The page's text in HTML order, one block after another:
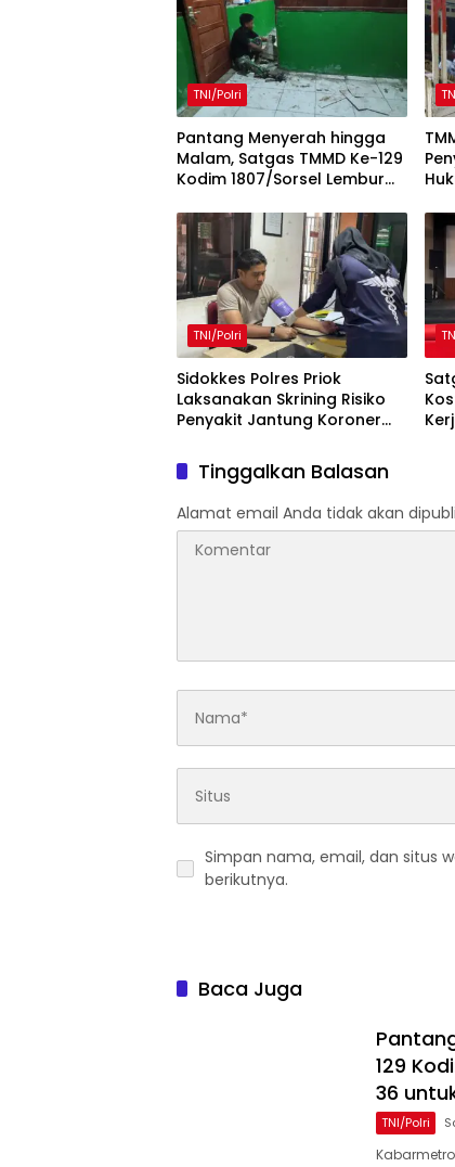
TNI/Polri
Pantang Menyerah hingga
Malam, Satgas TMMD Ke-129
Kodim 1807/Sorsel Lembur
untuk Warga Kampung
Sesor
TNI/Polri
Sidokkes Polres Priok
Laksanakan Skrining Risiko
Penyakit Jantung Koroner
Tinggalkan Balasan
Alamat email Anda tidak akan
Simpan nama, email, dan situs
berikutnya.
Baca Juga
129
36
TNI/Polri